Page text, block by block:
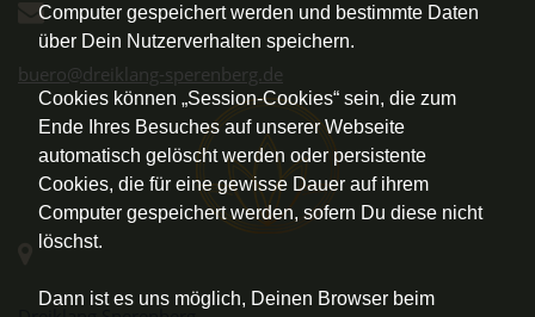
Computer gespeichert werden und bestimmte Daten
über Dein Nutzerverhalten speichern.
Cookies können „Session-Cookies“ sein, die zum
Ende Ihres Besuches auf unserer Webseite
automatisch gelöscht werden oder persistente
Cookies, die für eine gewisse Dauer auf ihrem
Computer gespeichert werden, sofern Du diese nicht
löschst.
Dann ist es uns möglich, Deinen Browser beim
buero@dreiklang-sperenberg.de